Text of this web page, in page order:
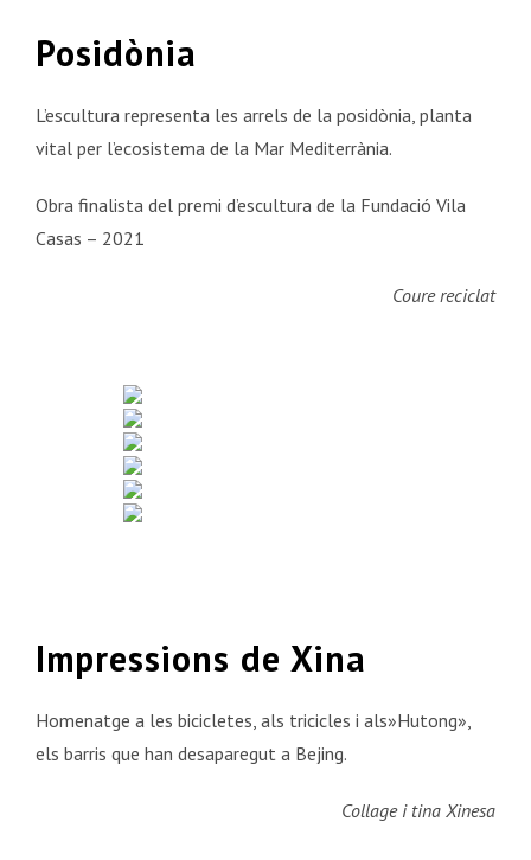
Posidònia
L’escultura representa les arrels de la posidònia, planta
vital per l’ecosistema de la Mar Mediterrània.
Obra finalista del premi d’escultura de la Fundació Vila
Casas – 2021
Coure reciclat
Impressions de Xina
Homenatge a les bicicletes, als tricicles i als»Hutong»,
els barris que han desaparegut a Bejing.
Collage i tina Xinesa